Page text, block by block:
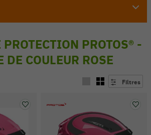
PROTECTION PROTOS® -
DE COULEUR ROSE
Filtres